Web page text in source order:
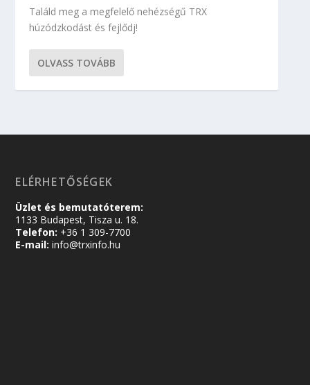
Találd meg a megfelelő nehézségű TRX
húzódzkodást és fejlődj!
OLVASS TOVÁBB
ELÉRHETŐSÉGEK
Üzlet és bemutatóterem:
1133 Budapest, Tisza u. 18.
Telefon: +36 1 309-7700
E-mail: info@trxinfo.hu